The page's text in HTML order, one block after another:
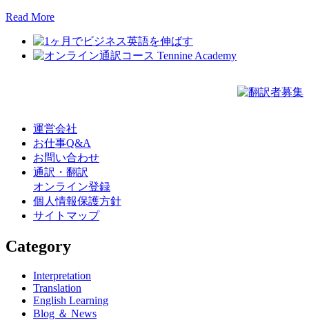
Read More
運営会社
お仕事Q&A
お問い合わせ
通訳・翻訳
オンライン登録
個人情報保護方針
サイトマップ
Category
Interpretation
Translation
English Learning
Blog ＆ News